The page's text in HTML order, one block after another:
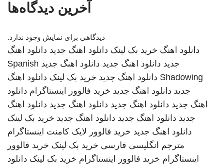
آخرین دیدگاه‌ها
دیدگاهی برای نمایش وجود ندارد.
دانلود اهنگ خرید بک لینک دانلود اهنگ جدید دانلود اهنگ
جدید دانلود اهنگ جدید دانلود اهنگ جدید Spanish
Shadowing دانلود اهنگ جدید خرید بک لینک دانلود اهنگ
جدید دانلود اهنگ جدید خرید فالوور اینستاگرام دانلود
اهنگ جدید دانلود اهنگ جدید دانلود اهنگ جدید دانلود اهنگ
جدید دانلود اهنگ جدید دانلود اهنگ جدید خرید بک لینک
دانلود اهنگ جدید خرید فالوور لایک کامنت اینستاگرام
مترجم انگلیسی فارسی خرید بک لینک خرید فالوور
اینستاگرام خرید فالوور اینستاگرام خرید بک لینک دانلود